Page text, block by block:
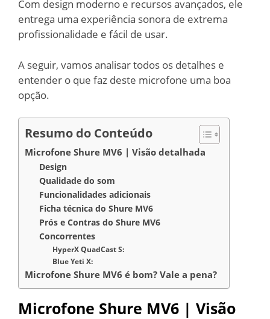
Com design moderno e recursos avançados, ele
entrega uma experiência sonora de extrema
profissionalidade e fácil de usar.
A seguir, vamos analisar todos os detalhes e
entender o que faz deste microfone uma boa
opção.
Resumo do Conteúdo
Microfone Shure MV6 | Visão detalhada
Design
Qualidade do som
Funcionalidades adicionais
Ficha técnica do Shure MV6
Prós e Contras do Shure MV6
Concorrentes
HyperX QuadCast S:
Blue Yeti X:
Microfone Shure MV6 é bom? Vale a pena?
Microfone Shure MV6 | Visão